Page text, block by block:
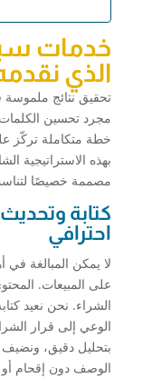
خدمات
الذي
تحقيق نتائج
مجرد تحسين
خطة متكاملة تركّز
بهذه الاستراتيجية
مصممة خصيصًا
كتابة
احترافي
لا يمكن المبالغة في
على المبيعات.
الشراء. نحن نعيد
الوعي إلى قرار
بتحليل دقيق، ونضيف
الوصف دون إقحام أو